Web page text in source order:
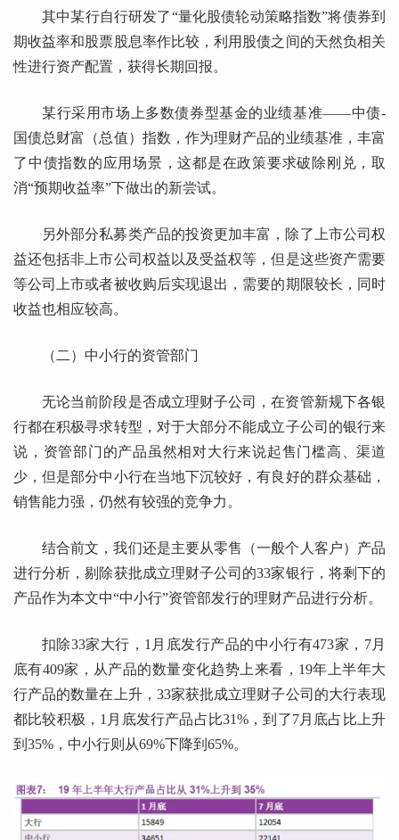
其中某行自行研发了“量化股债轮动策略指数”将债券到
期收益率和股票股息率作比较，利用股债之间的天然负相关
性进行资产配置，获得长期回报。
某行采用市场上多数债券型基金的业绩基准——中债-
国债总财富（总值）指数，作为理财产品的业绩基准，丰富
了中债指数的应用场景，这都是在政策要求破除刚兑，取
消“预期收益率”下做出的新尝试。
另外部分私募类产品的投资更加丰富，除了上市公司权
益还包括非上市公司权益以及受益权等，但是这些资产需要
等公司上市或者被收购后实现退出，需要的期限较长，同时
收益也相应较高。
（二）中小行的资管部门
无论当前阶段是否成立理财子公司，在资管新规下各银
行都在积极寻求转型，对于大部分不能成立子公司的银行来
说，资管部门的产品虽然相对大行来说起售门槛高、渠道
少，但是部分中小行在当地下沉较好，有良好的群众基础，
销售能力强，仍然有较强的竞争力。
结合前文，我们还是主要从零售（一般个人客户）产品
进行分析，剔除获批成立理财子公司的33家银行，将剩下的
产品作为本文中“中小行”资管部发行的理财产品进行分析。
扣除33家大行，1月底发行产品的中小行有473家，7月
底有409家，从产品的数量变化趋势上来看，19年上半年大
行产品的数量在上升，33家获批成立理财子公司的大行表现
都比较积极，1月底发行产品占比31%，到了7月底占比上升
到35%，中小行则从69%下降到65%。